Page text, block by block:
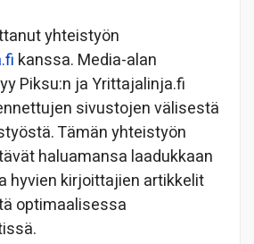
yhteistyön
kanssa. Media-alan
Piksu:n ja Yrittajalinja.fi
sivustojen välisestä
Tämän yhteistyön
haluamansa laadukkaan
hyvien kirjoittajien artikkelit
optimaalisessa